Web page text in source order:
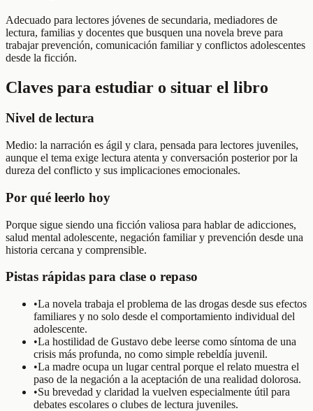
Adecuado para lectores jóvenes de secundaria, mediadores de
lectura, familias y docentes que busquen una novela breve para
trabajar prevención, comunicación familiar y conflictos adolescentes
desde la ficción.
Claves para estudiar o situar el libro
Nivel de lectura
Medio: la narración es ágil y clara, pensada para lectores juveniles,
aunque el tema exige lectura atenta y conversación posterior por la
dureza del conflicto y sus implicaciones emocionales.
Por qué leerlo hoy
Porque sigue siendo una ficción valiosa para hablar de adicciones,
salud mental adolescente, negación familiar y prevención desde una
historia cercana y comprensible.
Pistas rápidas para clase o repaso
•La novela trabaja el problema de las drogas desde sus efectos
familiares y no solo desde el comportamiento individual del
adolescente.
•La hostilidad de Gustavo debe leerse como síntoma de una
crisis más profunda, no como simple rebeldía juvenil.
•La madre ocupa un lugar central porque el relato muestra el
paso de la negación a la aceptación de una realidad dolorosa.
•Su brevedad y claridad la vuelven especialmente útil para
debates escolares o clubes de lectura juveniles.